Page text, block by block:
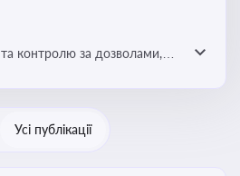
контролю за дозволами,
порушень та
вимогам регуляторних
Усі публікації